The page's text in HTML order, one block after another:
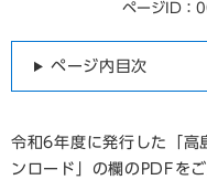
ページID：
ページ内目次
令和6年度に発行した「高
ンロード」の欄のPDFをご